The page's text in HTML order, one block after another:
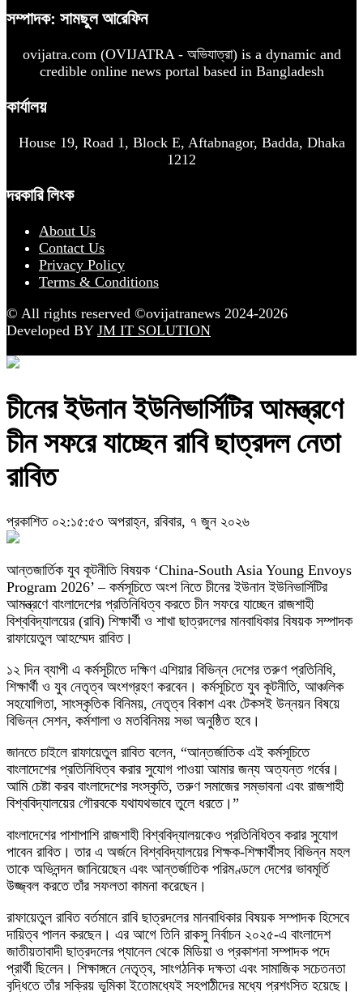
সম্পাদক: সামছুল আরেফিন
ovijatra.com (OVIJATRA - অভিযাত্রা) is a dynamic and
credible online news portal based in Bangladesh
কার্যালয়
House 19, Road 1, Block E, Aftabnagor, Badda, Dhaka
1212
দরকারি লিংক
About Us
Contact Us
Privacy Policy
Terms & Conditions
© All rights reserved ©ovijatranews 2024-2026
Developed BY JM IT SOLUTION
চীনের ইউনান ইউনিভার্সিটির আমন্ত্রণে
চীন সফরে যাচ্ছেন রাবি ছাত্রদল নেতা
রাবিত
প্রকাশিত ০২:১৫:৫৩ অপরাহ্ন, রবিবার, ৭ জুন ২০২৬
আন্তজার্তিক যুব কূটনীতি বিষয়ক ‘China-South Asia Young Envoys
Program 2026’ – কর্মসূচিতে অংশ নিতে চীনের ইউনান ইউনিভার্সিটির
আমন্ত্রণে বাংলাদেশের প্রতিনিধিত্ব করতে চীন সফরে যাচ্ছেন রাজশাহী
বিশ্ববিদ্যালয়ের (রাবি) শিক্ষার্থী ও শাখা ছাত্রদলের মানবাধিকার বিষয়ক সম্পাদক
রাফায়েতুল আহম্মেদ রাবিত।
১২ দিন ব্যাপী এ কর্মসূচীতে দক্ষিণ এশিয়ার বিভিন্ন দেশের তরুণ প্রতিনিধি,
শিক্ষার্থী ও যুব নেতৃত্ব অংশগ্রহণ করবেন। কর্মসূচিতে যুব কূটনীতি, আঞ্চলিক
সহযোগিতা, সাংস্কৃতিক বিনিময়, নেতৃত্ব বিকাশ এবং টেকসই উন্নয়ন বিষয়ে
বিভিন্ন সেশন, কর্মশালা ও মতবিনিময় সভা অনুষ্ঠিত হবে।
জানতে চাইলে রাফায়েতুল রাবিত বলেন, “আন্তর্জাতিক এই কর্মসূচিতে
বাংলাদেশের প্রতিনিধিত্ব করার সুযোগ পাওয়া আমার জন্য অত্যন্ত গর্বের।
আমি চেষ্টা করব বাংলাদেশের সংস্কৃতি, তরুণ সমাজের সম্ভাবনা এবং রাজশাহী
বিশ্ববিদ্যালয়ের গৌরবকে যথাযথভাবে তুলে ধরতে।”
বাংলাদেশের পাশাপাশি রাজশাহী বিশ্ববিদ্যালয়কেও প্রতিনিধিত্ব করার সুযোগ
পাবেন রাবিত। তার এ অর্জনে বিশ্ববিদ্যালয়ের শিক্ষক-শিক্ষার্থীসহ বিভিন্ন মহল
তাকে অভিনন্দন জানিয়েছেন এবং আন্তর্জাতিক পরিমণ্ডলে দেশের ভাবমূর্তি
উজ্জ্বল করতে তাঁর সফলতা কামনা করেছেন।
রাফায়েতুল রাবিত বর্তমানে রাবি ছাত্রদলের মানবাধিকার বিষয়ক সম্পাদক হিসেবে
দায়িত্ব পালন করছেন। এর আগে তিনি রাকসু নির্বাচন ২০২৫-এ বাংলাদেশ
জাতীয়তাবাদী ছাত্রদলের প্যানেল থেকে মিডিয়া ও প্রকাশনা সম্পাদক পদে
প্রার্থী ছিলেন। শিক্ষাঙ্গনে নেতৃত্ব, সাংগঠনিক দক্ষতা এবং সামাজিক সচেতনতা
বৃদ্ধিতে তাঁর সক্রিয় ভূমিকা ইতোমধ্যেই সহপাঠীদের মধ্যে প্রশংসিত হয়েছে।